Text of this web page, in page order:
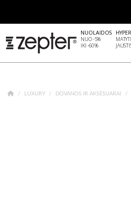
NUOLAIDOS
NUO -5%
IKI -60%
LUXURY DOVANOS IR AKSESUARAI